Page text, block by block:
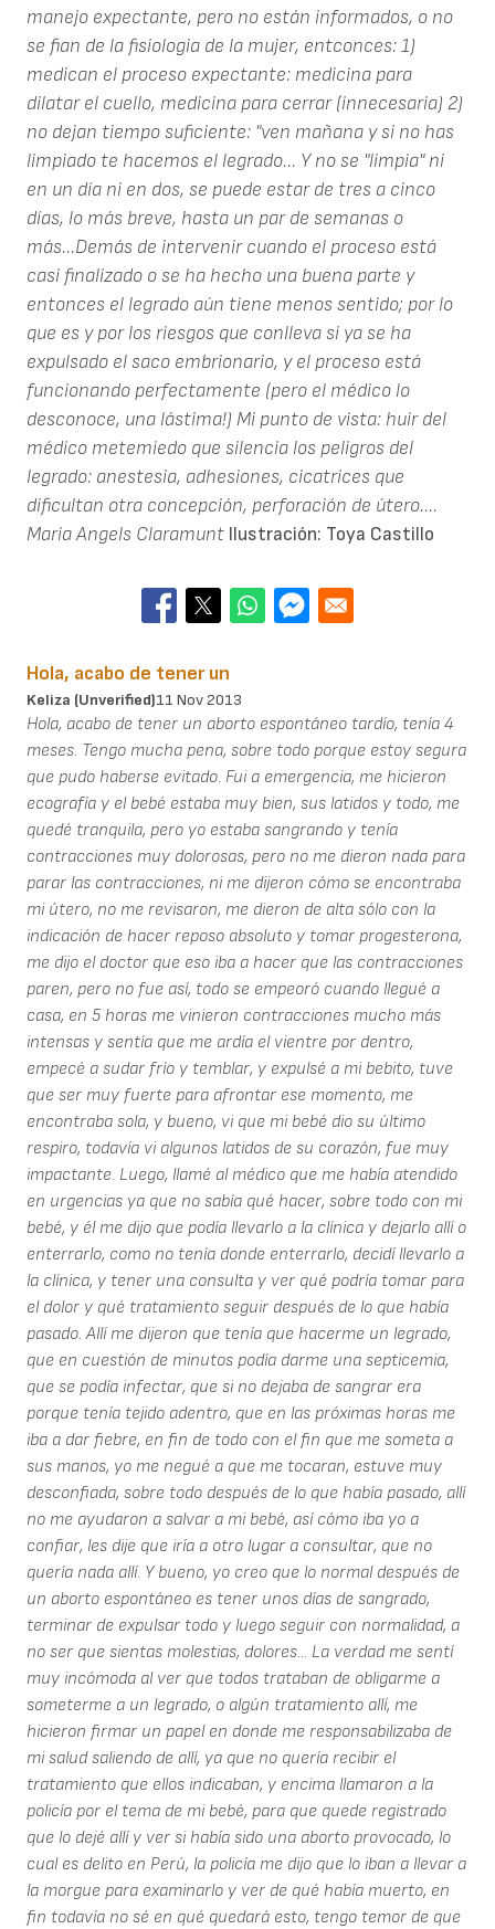
manejo expectante, pero no están informados, o no
se fian de la fisiologia de la mujer, entconces: 1)
medican el proceso expectante: medicina para
dilatar el cuello, medicina para cerrar (innecesaria) 2)
no dejan tiempo suficiente: "ven mañana y si no has
limpiado te hacemos el legrado... Y no se "limpia" ni
en un día ni en dos, se puede estar de tres a cinco
días, lo más breve, hasta un par de semanas o
más...Demás de intervenir cuando el proceso está
casi finalizado o se ha hecho una buena parte y
entonces el legrado aún tiene menos sentido; por lo
que es y por los riesgos que conlleva si ya se ha
expulsado el saco embrionario, y el proceso está
funcionando perfectamente (pero el médico lo
desconoce, una lástima!) Mi punto de vista: huir del
médico metemiedo que silencia los peligros del
legrado: anestesia, adhesiones, cicatrices que
dificultan otra concepción, perforación de útero....
Maria Angels Claramunt Ilustración: Toya Castillo
Hola, acabo de tener un
Keliza (unverified)11 Nov 2013
Hola, acabo de tener un aborto espontáneo tardío, tenía 4
meses. Tengo mucha pena, sobre todo porque estoy segura
que pudo haberse evitado. Fui a emergencia, me hicieron
ecografía y el bebé estaba muy bien, sus latidos y todo, me
quedé tranquila, pero yo estaba sangrando y tenía
contracciones muy dolorosas, pero no me dieron nada para
parar las contracciones, ni me dijeron cómo se encontraba
mi útero, no me revisaron, me dieron de alta sólo con la
indicación de hacer reposo absoluto y tomar progesterona,
me dijo el doctor que eso iba a hacer que las contracciones
paren, pero no fue así, todo se empeoró cuando llegué a
casa, en 5 horas me vinieron contracciones mucho más
intensas y sentía que me ardía el vientre por dentro,
empecé a sudar frío y temblar, y expulsé a mi bebito, tuve
que ser muy fuerte para afrontar ese momento, me
encontraba sola, y bueno, vi que mi bebé dio su último
respiro, todavía vi algunos latidos de su corazón, fue muy
impactante. Luego, llamé al médico que me había atendido
en urgencias ya que no sabía qué hacer, sobre todo con mi
bebé, y él me dijo que podía llevarlo a la clínica y dejarlo allí o
enterrarlo, como no tenía donde enterrarlo, decidí llevarlo a
la clínica, y tener una consulta y ver qué podría tomar para
el dolor y qué tratamiento seguir después de lo que había
pasado. Allí me dijeron que tenía que hacerme un legrado,
que en cuestión de minutos podía darme una septicemia,
que se podía infectar, que si no dejaba de sangrar era
porque tenía tejido adentro, que en las próximas horas me
iba a dar fiebre, en fin de todo con el fin que me someta a
sus manos, yo me negué a que me tocaran, estuve muy
desconfiada, sobre todo después de lo que había pasado, allí
no me ayudaron a salvar a mi bebé, así cómo iba yo a
confiar, les dije que iría a otro lugar a consultar, que no
quería nada allí. Y bueno, yo creo que lo normal después de
un aborto espontáneo es tener unos días de sangrado,
terminar de expulsar todo y luego seguir con normalidad, a
no ser que sientas molestias, dolores... La verdad me sentí
muy incómoda al ver que todos trataban de obligarme a
someterme a un legrado, o algún tratamiento allí, me
hicieron firmar un papel en donde me responsabilizaba de
mi salud saliendo de allí, ya que no quería recibir el
tratamiento que ellos indicaban, y encima llamaron a la
policía por el tema de mi bebé, para que quede registrado
que lo dejé allí y ver si había sido una aborto provocado, lo
cual es delito en Perú, la policía me dijo que lo iban a llevar a
la morgue para examinarlo y ver de qué había muerto, en
fin todavía no sé en qué quedará esto, tengo temor de que